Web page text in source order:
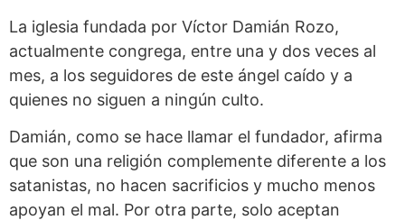
La iglesia fundada por Víctor Damián Rozo,
actualmente congrega, entre una y dos veces al
mes, a los seguidores de este ángel caído y a
quienes no siguen a ningún culto.
Damián, como se hace llamar el fundador, afirma
que son una religión complemente diferente a los
satanistas, no hacen sacrificios y mucho menos
apoyan el mal. Por otra parte, solo aceptan